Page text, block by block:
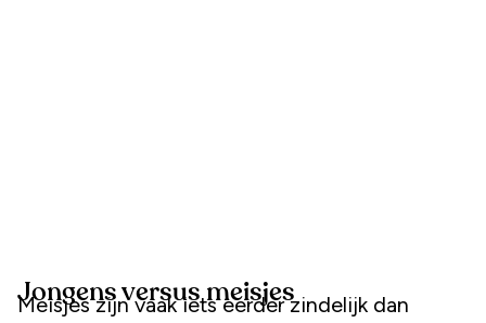
Jongens versus meisjes
Meisjes zijn vaak iets eerder zindelijk dan